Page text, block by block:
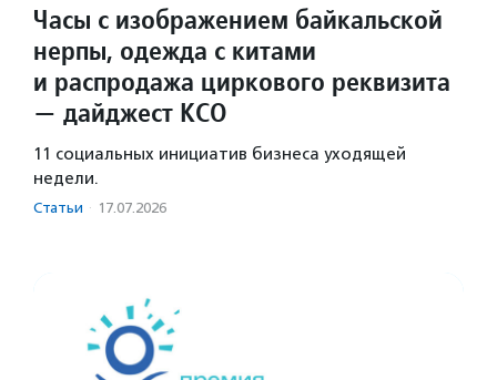
Часы с изображением байкальской
нерпы, одежда с китами
и распродажа циркового реквизита
— дайджест КСО
11 социальных инициатив бизнеса уходящей
недели.
Статьи · 17.07.2026